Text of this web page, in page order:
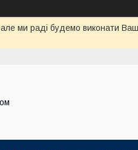
ми раді будемо виконати